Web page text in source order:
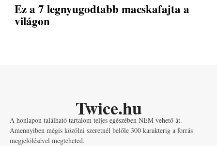
Ez a 7 legnyugodtabb macskafajta a
világon
Twice.hu
A honlapon található tartalom teljes egészében NEM vehető át.
Amennyiben mégis közölni szeretnél belőle 300 karakterig a forrás
megjelölésével megteheted.